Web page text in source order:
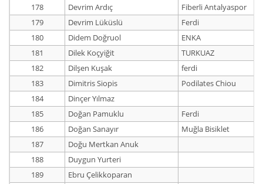
178 Devrim Ardıç
Fiberli Antalyaspor
179
Devrim Lüküslü
Ferdi
180
Didem Doğruol
ENKA
181
Dilek Koçyiğit
TURKUAZ
182
Dilşen Kuşak
ferdi
183
Dimitris Siopis
Podilates Chiou
184
Dinçer Yılmaz
185
Doğan Pamuklu
Ferdi
186
Doğan Sanayır
Muğla Bisiklet
187
Doğu Mertkan Anuk
188
Duygun Yurteri
189
Ebru Çelikkoparan